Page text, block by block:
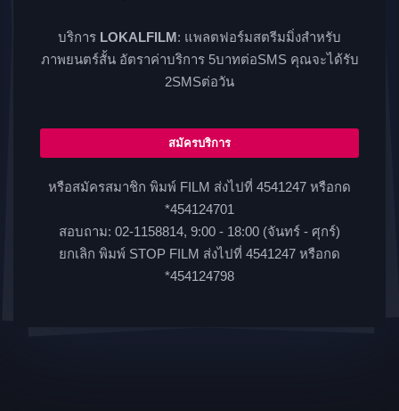
บริการ LOKALFILM: แพลตฟอร์มสตรีมมิ่งสำหรับ
ภาพยนตร์สั้น อัตราค่าบริการ 5บาทต่อSMS คุณจะได้รับ
2SMSต่อวัน
สมัครบริการ
หรือสมัครสมาชิก พิมพ์ FILM ส่งไปที่ 4541247 หรือกด
*454124701
สอบถาม: 02-1158814, 9:00 - 18:00 (จันทร์ - ศุกร์)
ยกเลิก พิมพ์ STOP FILM ส่งไปที่ 4541247 หรือกด
*454124798